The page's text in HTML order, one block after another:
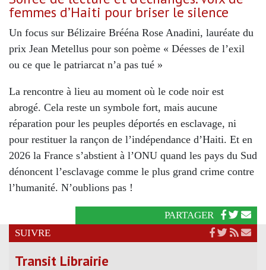
femmes d’Haiti pour briser le silence
Un focus sur Bélizaire Brééna Rose Anadini, lauréate du
prix Jean Metellus pour son poème « Déesses de l’exil
ou ce que le patriarcat n’a pas tué »
La rencontre à lieu au moment où le code noir est
abrogé. Cela reste un symbole fort, mais aucune
réparation pour les peuples déportés en esclavage, ni
pour restituer la rançon de l’indépendance d’Haiti. Et en
2026 la France s’abstient à l’ONU quand les pays du Sud
dénoncent l’esclavage comme le plus grand crime contre
l’humanité. N’oublions pas !
PARTAGER
SUIVRE
Transit Librairie